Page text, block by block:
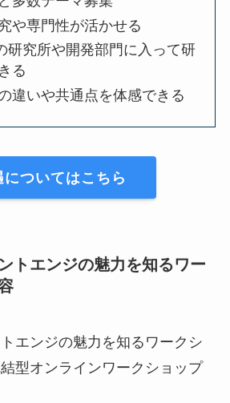
や専門性が活かせる
研究所や開発部門に入って研
る
違いや共通点を体感できる
についてはこちら
トエンジの魅力を知るワー
エンジの魅力を知るワークシ
型オンラインワークショップ